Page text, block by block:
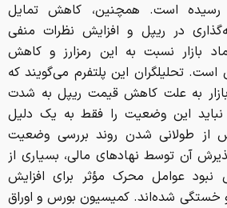
است. همچنین، کاهش تمایل
در ریپل و افزایش نظرات منفی
بازار نسبت به این رمزارز و کاهش
است. تحلیلگران این پلتفرم می‌گویند که
به علت کاهش قیمت ریپل به شدت
این وضعیت را فقط به یک دلیل
طولانی شدن روند بررسی وضعیت
آن توسط نهادهای مالی، بسیاری از
نبود عوامل محرک مؤثر برای افزایش
خستگی شده‌اند. کمیسیون بورس و اوراق